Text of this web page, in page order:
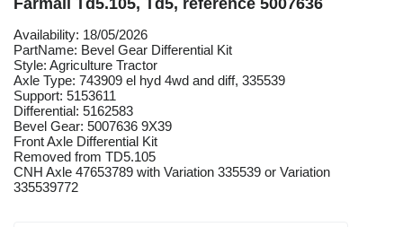
Availability: 18/05/2026
PartName: Bevel Gear Differential Kit
Style: Agriculture Tractor
Axle Type: 743909 el hyd 4wd and diff, 335539
Support: 5153611
Differential: 5162583
Bevel Gear: 5007636 9X39
Front Axle Differential Kit
Removed from TD5.105
CNH Axle 47653789 with Variation 335539 or Variation
335539772